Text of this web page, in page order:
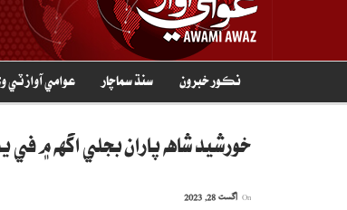
نڪور خبرون سنڌ سماچار عوامي آواز ٽي
خورشيد شاهه پاران بجلي اگهه ۾ في يونٽ 15 رپيا لاٿ
اگست 28, 2023